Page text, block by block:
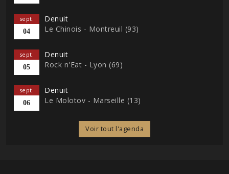
sept.
04
Denuit
Le Chinois - Montreuil (93)
sept.
05
Denuit
Rock n'Eat - Lyon (69)
sept.
06
Denuit
Le Molotov - Marseille (13)
Voir tout l'agenda